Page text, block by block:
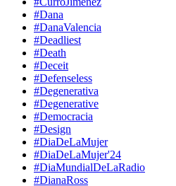
#Dana
#DanaValencia
#Deadliest
#Death
#Deceit
#Defenseless
#Degenerativa
#Degenerative
#Democracia
#Design
#DiaDeLaMujer
#DiaDeLaMujer'24
#DiaMundialDeLaRadio
#DianaRoss